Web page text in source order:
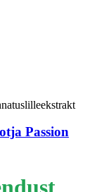
Passion